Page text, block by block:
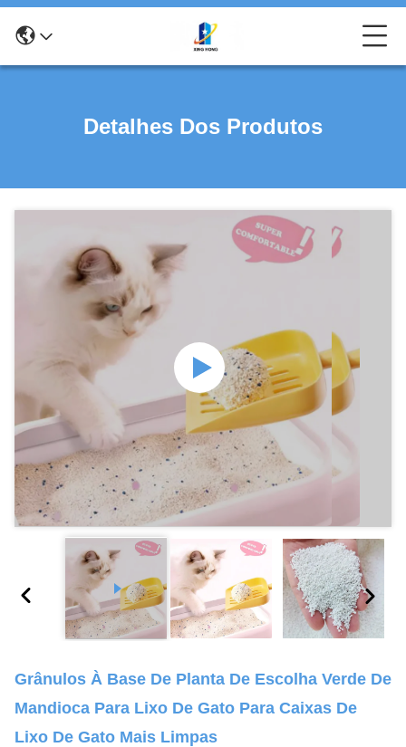
Detalhes Dos Produtos
Grânulos À Base De Planta De Escolha Verde De
Mandioca Para Lixo De Gato Para Caixas De
Lixo De Gato Mais Limpas